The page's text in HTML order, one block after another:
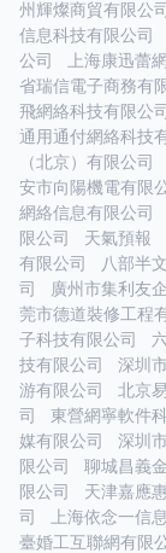
州輝燦商貿有限公司
信息科技有限公司
公司
上海康迅蕾
省瑞信電子商務有
飛網絡科技有限公司
通用通付網絡科技
（北京）有限公司
安市向陽機電有限
網絡信息有限公司
限公司
天氣預報
有限公司
八部半
司
廣州市集利友
莞市德道裝修工程
子科技有限公司
技有限公司
深圳
游有限公司
北京
司
東營網寧軟件
媒有限公司
深圳
限公司
聊城昌義
限公司
天津嘉應
司
上海依念一信
臺婚工互聯網有限